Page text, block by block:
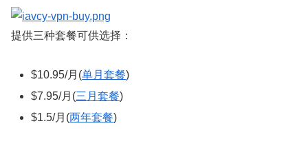
提供三种套餐可供选择：
$10.95/月(单月套餐)
$7.95/月(三月套餐)
$1.5/月(两年套餐)